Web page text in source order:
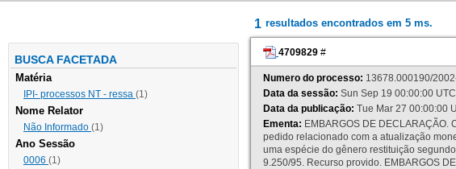
BUSCA FACETADA
Matéria
IPI- processos NT - ressa (1)
Nome Relator
Não Informado (1)
Ano Sessão
0006 (1)
1 resultados encontrados em 5 ms.
4709829 #
Numero do processo: 13678.000190/
Data da sessão: Sun Sep 19 00:00:00
Data da publicação: Tue Mar 27 00:00:00
Ementa: EMBARGOS DE
pedido relacionado com a atualização
uma espécie do gênero restituição
9.250/95. Recurso provido. EMBARGOS